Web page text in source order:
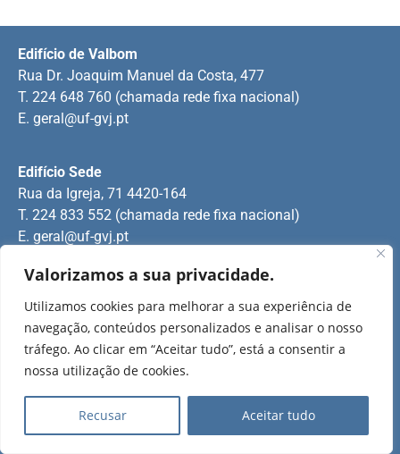
Valorizamos a sua privacidade.
Utilizamos cookies para melhorar a sua experiência de
navegação, conteúdos personalizados e analisar o nosso
tráfego. Ao clicar em “Aceitar tudo”, está a consentir a
nossa utilização de cookies.
Recusar Aceitar tudo
2025 Todos os direitos reservados.
Rua Manuel Pinto Martins
T. 224 509 703 (chamada rede fixa nacional)
E.geral@uf-gvj.pt
Edifício Sede
Rua da Igreja, 71 4420-164
T. 224 833 552 (chamada rede fixa nacional)
E. geral@uf-gvj.pt
Edifício de Valbom
Rua Dr. Joaquim Manuel da Costa, 477
T. 224 648 760 (chamada rede fixa nacional)
E. geral@uf-gvj.pt